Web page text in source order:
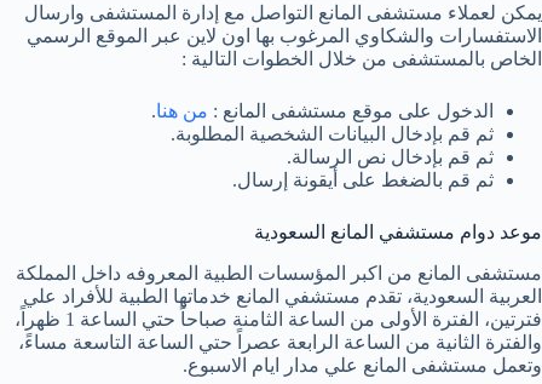
يمكن لعملاء مستشفى المانع التواصل مع إدارة المستشفى وارسال
الاستفسارات والشكاوي المرغوب بها اون لاين عبر الموقع الرسمي
الخاص بالمستشفى من خلال الخطوات التالية :
الدخول على موقع مستشفى المانع : من هنا.
ثم قم بإدخال البيانات الشخصية المطلوبة.
ثم قم بإدخال نص الرسالة.
ثم قم بالضغط على أيقونة إرسال.
موعد دوام مستشفي المانع السعودية
مستشفى المانع من اكبر المؤسسات الطبية المعروفه داخل المملكة
العربية السعودية، تقدم مستشفي المانع خدماتها الطبية للأفراد علي
فترتين، الفترة الأولى من الساعة الثامنة صباحاً حتي الساعة 1 ظهراً،
والفترة الثانية من الساعة الرابعة عصراً حتي الساعة التاسعة مساءً،
وتعمل مستشفى المانع علي مدار ايام الاسبوع.